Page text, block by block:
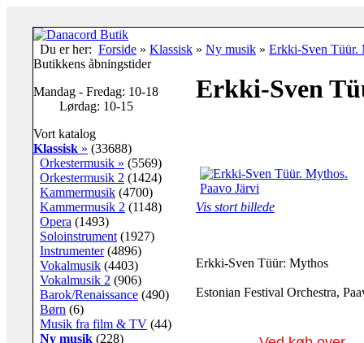
Du er her: Forside » Klassisk » Ny musik » Erkki-Sven Tüür.
Butikkens åbningstider
Mandag - Fredag: 10-18
Lørdag: 10-15
Vort katalog
Klassisk » (33688)
Orkestermusik » (5569)
Orkestermusik 2 (1424)
Kammermusik (4700)
Kammermusik 2 (1148)
Opera (1493)
Soloinstrument (1927)
Instrumenter(4896)
Vokalmusik (4403)
Vokalmusik 2 (906)
Barok/Renaissance (490)
Børn (6)
Musik fra film & TV (44)
Ny musik (228)
Erkki-Sven
Vis stort billede
Erkki-Sven Tüür: Mythos
Estonian Festival Orchestra,